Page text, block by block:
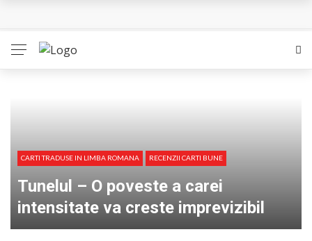
Bolla – O iubire interzisa din Pristina
CARTI TRADUSE IN LIMBA ROMANA RECENZII CARTI BUNE
Tunelul – O poveste a carei
intensitate va creste imprevizibil